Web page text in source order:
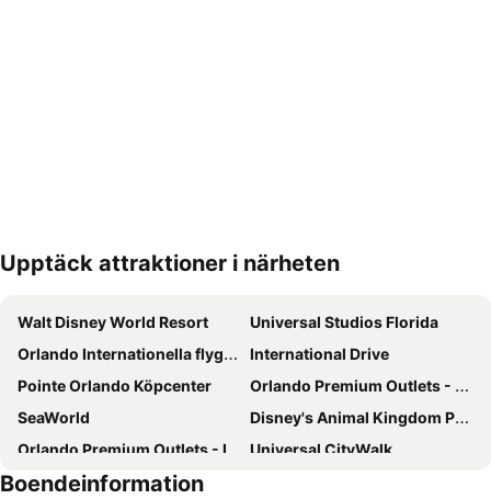
Förstora kartan
Upptäck attraktioner i närheten
Walt Disney World Resort
Universal Studios Florida
Orlando Internationella flygplats
International Drive
Pointe Orlando Köpcenter
Orlando Premium Outlets - Vineland Ave
SeaWorld
Disney's Animal Kingdom Park
Orlando Premium Outlets - International Drive
Universal CityWalk
Magic Kingdom Park - Walt Disney World Resort
Boendeinformation